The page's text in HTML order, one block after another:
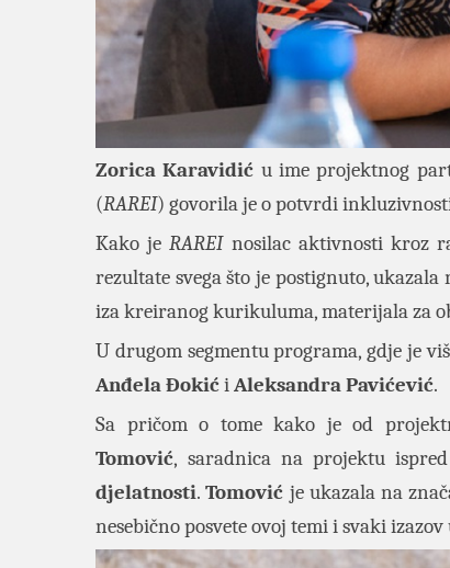
Zorica Karavidić u ime projektnog
(RAREI) govorila je o potvrdi
Kako jeRAREInosilac aktivnosti kroz
rezultate svega što je postignuto,
iza kreiranog kurikuluma, materijala za
U drugom segmentu programa, gdje je
Anđela ĐokićiAleksandra Pavićević.
Sa pričom o tome kako je od
Tomović, saradnica na projektu
djelatnosti.Tomović je ukazala na
nesebično posvete ovoj temi i svaki